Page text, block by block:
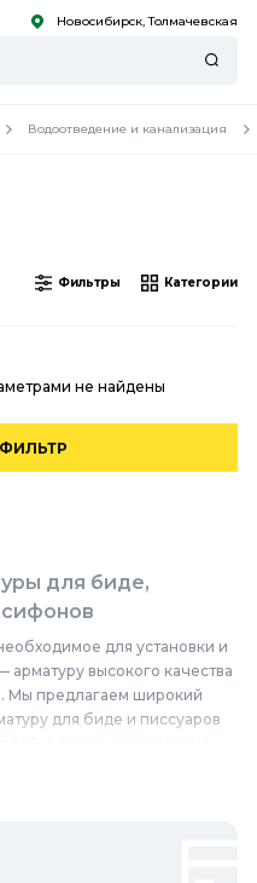
Новосибирск, Толмачевская
Водоотведение и канализация
Фильтры Категории
не найдены
для биде,
для установки и
высокого качества
Мы предлагаем широкий
для биде и писсуаров
представлены изделия из
арматура и сифоны